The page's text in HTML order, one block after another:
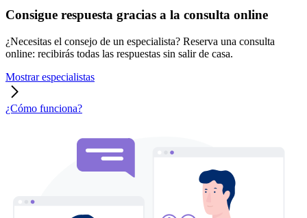
Consigue respuesta gracias a la consulta online
¿Necesitas el consejo de un especialista? Reserva una consulta
online: recibirás todas las respuestas sin salir de casa.
Mostrar especialistas
¿Cómo funciona?